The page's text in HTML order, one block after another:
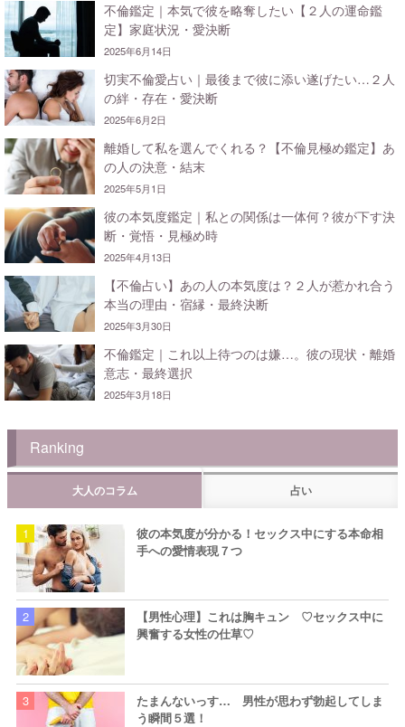
不倫鑑定｜本気で彼を略奪したい【２人の運命鑑
定】家庭状況・愛決断
2025年6月14日
切実不倫愛占い｜最後まで彼に添い遂げたい…２人
の絆・存在・愛決断
2025年6月2日
離婚して私を選んでくれる？【不倫見極め鑑定】あ
の人の決意・結末
2025年5月1日
彼の本気度鑑定｜私との関係は一体何？彼が下す決
断・覚悟・見極め時
2025年4月13日
【不倫占い】あの人の本気度は？２人が惹かれ合う
本当の理由・宿縁・最終決断
2025年3月30日
不倫鑑定｜これ以上待つのは嫌…。彼の現状・離婚
意志・最終選択
2025年3月18日
Ranking
大人のコラム 占い
彼の本気度が分かる！セックス中にする本命相
手への愛情表現７つ
【男性心理】これは胸キュン ♡セックス中に
興奮する女性の仕草♡
たまんないっす… 男性が思わず勃起してしま
う瞬間５選！